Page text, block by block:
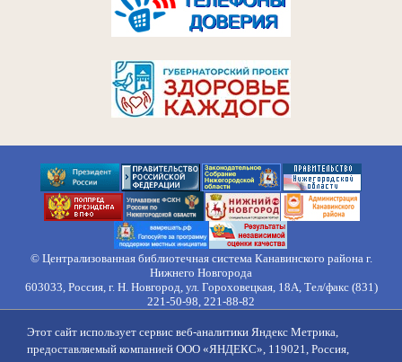
© Централизованная библиотечная система Канавинского района г.
Нижнего Новгорода
603033, Россия, г. Н. Новгород, ул. Гороховецкая, 18А, Тел/факс (831)
221-50-98, 221-88-82
Контакты Противодействие коррупции
Противодействие
идеологии терроризма
Напишите нам
Этот сайт использует сервис веб-аналитики Яндекс Метрика,
предоставляемый компанией ООО «ЯНДЕКС», 119021, Россия,